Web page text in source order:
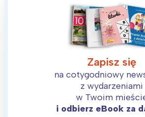
Zapisz się
na cotygodniowy
z wydarzeniami
w Twoim
i odbierz eBook za